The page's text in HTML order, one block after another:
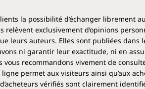
la possibilité d’échanger librement
exclusivement d’opinions
leurs auteurs. Elles sont publiées dans
ni garantir leur exactitude, ni en
recommandons vivement de
permet aux visiteurs ainsi qu’aux
vérifiés sont clairement